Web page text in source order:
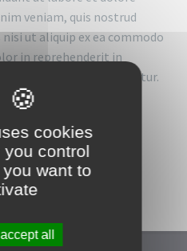
veniam, quis nostrud
ut aliquip ex ea commodo
in reprehenderit in
eu fugiat nulla pariatur.
cookies
you control
want to
all